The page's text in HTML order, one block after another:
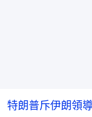
特朗普斥伊朗領